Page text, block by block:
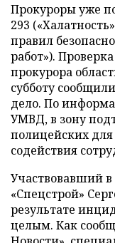
Прокуроры уже
293
правил
работ»).
прокурора
субботу
дело. По
УМВД, в зону
полицейских
содействия
Участвовавший
«Спецстрой»
результате
целым. Как